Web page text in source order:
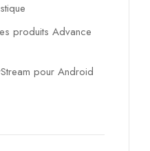
produits Advance
pour Android